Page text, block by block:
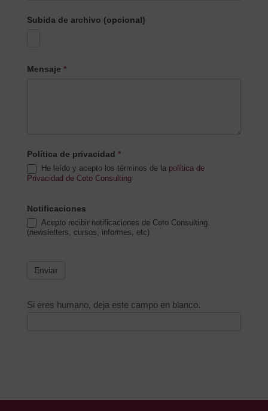
Subida de archivo (opcional)
Mensaje *
Política de privacidad *
He leído y acepto los términos de la política de
Privacidad de Coto Consulting
Notificaciones
Acepto recibir notificaciones de Coto Consulting.
(newsletters, cursos, informes, etc)
Enviar
Si eres humano, deja este campo en blanco.